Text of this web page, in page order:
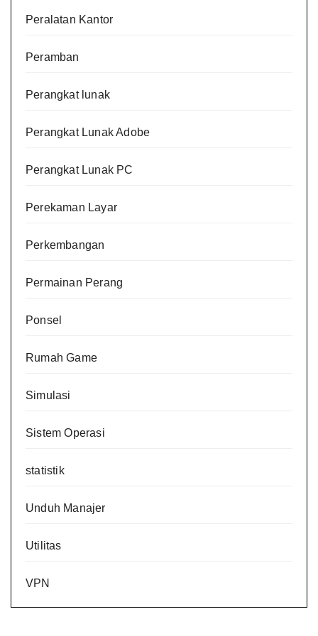
Peralatan Kantor
Peramban
Perangkat lunak
Perangkat Lunak Adobe
Perangkat Lunak PC
Perekaman Layar
Perkembangan
Permainan Perang
Ponsel
Rumah Game
Simulasi
Sistem Operasi
statistik
Unduh Manajer
Utilitas
VPN